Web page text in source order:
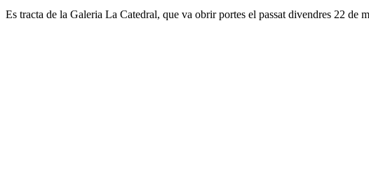
Es tracta de la Galeria La Catedral, que va obrir portes el passat divendres 22 de